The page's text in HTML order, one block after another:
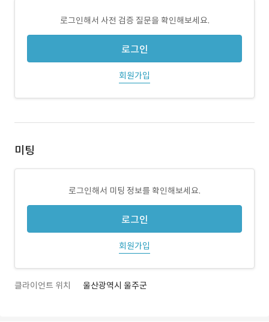
로그인해서 사전 검증 질문을 확인해보세요.
로그인
회원가입
미팅
로그인해서 미팅 정보를 확인해보세요.
로그인
회원가입
클라이언트 위치 울산광역시 울주군